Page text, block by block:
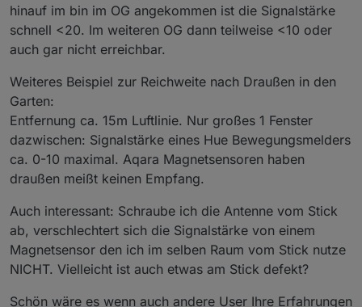
hinauf im bin im OG angekommen ist die Signalstärke
schnell <20. Im weiteren OG dann teilweise <10 oder
auch gar nicht erreichbar.
Weiteres Beispiel zur Reichweite nach Draußen in den
Garten:
Entfernung ca. 15m Luftlinie. Nur großes 1 Fenster
dazwischen: Signalstärke eines Hue Bewegungsmelders
ca. 0-10 maximal. Aqara Magnetsensoren haben
draußen meißt keinen Empfang.
Auch interessant: Schraube ich die Antenne vom Stick
ab, verschlechtert sich die Signalstärke von einem
Magnetsensor den ich im selben Raum vom Stick nutze
NICHT. Vielleicht ist auch etwas am Stick defekt?
Schön wäre es wenn auch andere User Ihre Erfahrungen